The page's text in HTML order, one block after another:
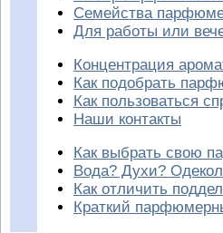
Семейства
Для работы или
Концентрация
Как подобрать
Как пользоваться
Наши контакты
Как выбрать свою
Вода? Духи?
Как отличить
Краткий